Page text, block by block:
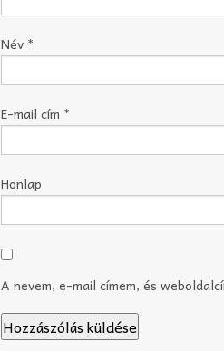
Név *
E-mail cím *
Honlap
A nevem, e-mail címem, és